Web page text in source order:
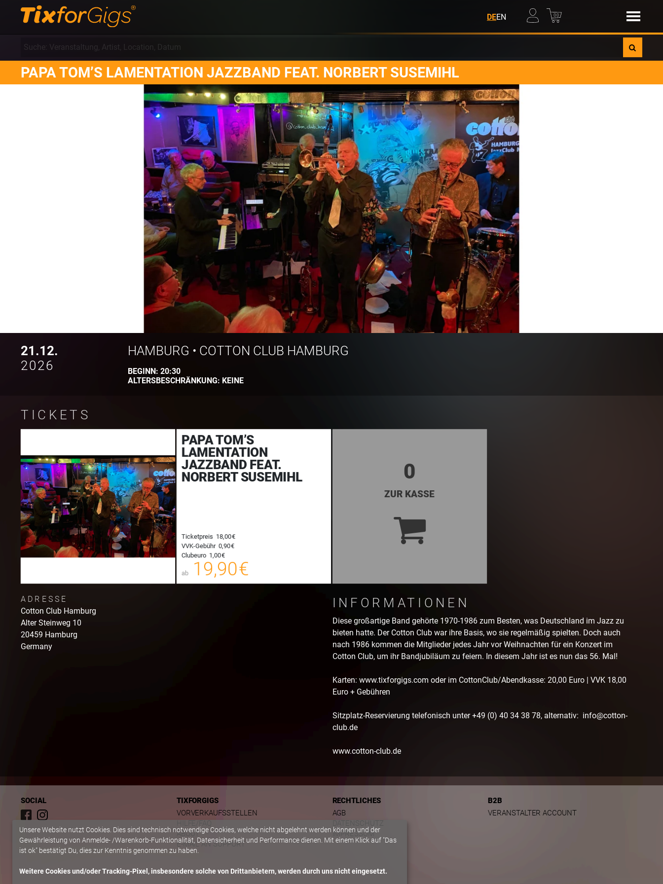
DEEN 00
PAPA TOM’S LAMENTATION JAZZBAND FEAT. NORBERT SUSEMIHL
21.12.
2026
HAMBURG • COTTON CLUB HAMBURG
BEGINN: 20:30
ALTERSBESCHRÄNKUNG: KEINE
TICKETS
PAPA TOM’S
LAMENTATION
JAZZBAND FEAT.
NORBERT SUSEMIHL
Ticketpreis 18,00 €
VVK-Gebühr 0,90 €
Clubeuro 1,00 €
ab 19,90 €
00
0
ZUR KASSE
ADRESSE
Cotton Club Hamburg
Alter Steinweg 10
20459 Hamburg
Germany
INFORMATIONEN
Diese großartige Band gehörte 1970-1986 zum Besten, was Deutschland im Jazz zu
bieten hatte. Der Cotton Club war ihre Basis, wo sie regelmäßig spielten. Doch auch
nach 1986 kommen die Mitglieder jedes Jahr vor Weihnachten für ein Konzert im
Cotton Club, um ihr Bandjubiläum zu feiern. In diesem Jahr ist es nun das 56. Mal!
Karten: www.tixforgigs.com oder im CottonClub/Abendkasse: 20,00 Euro | VVK 18,00
Euro + Gebühren
Sitzplatz-Reservierung telefonisch unter +49 (0) 40 34 38 78, alternativ: info@cotton-
club.de
www.cotton-club.de
SOCIAL
TIXFORGIGS
VORVERKAUFSSTELLEN
ABOUT
E-MAIL AN SUPPORT
RECHTLICHES
AGB
IMPRESSUM
B2B
VERANSTALTER ACCOUNT
Unsere Website nutzt Cookies. Dies sind technisch notwendige Cookies, welche nicht abgelehnt werden können und der
Gewährleistung von Anmelde- /Warenkorb-Funktionalität, Datensicherheit und Performance dienen. Mit einem Klick auf "Das
ist ok" bestätigt Du, dies zur Kenntnis genommen zu haben.
Weitere Cookies und/oder Tracking-Pixel, insbesondere solche von Drittanbietern, werden durch uns nicht eingesetzt.